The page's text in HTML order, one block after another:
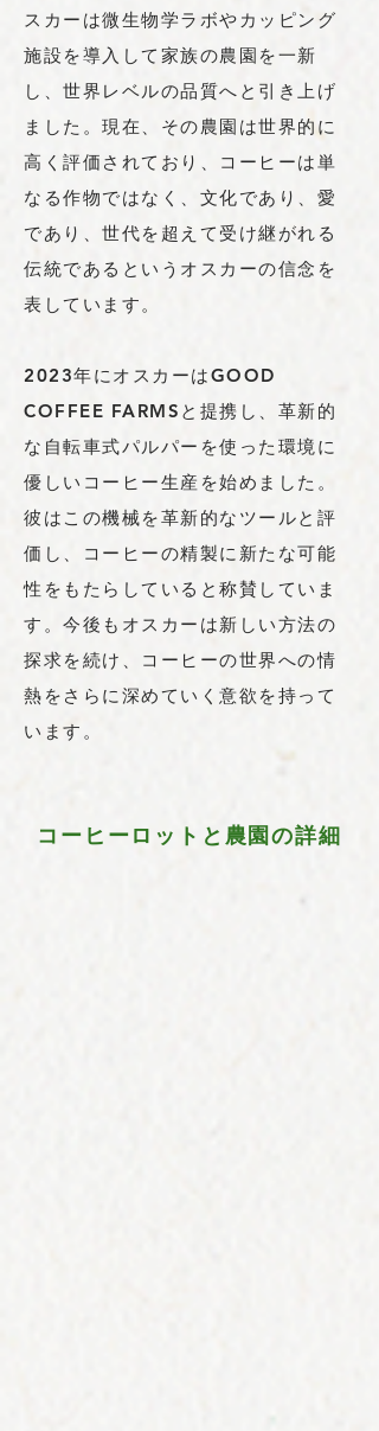
スカーは微生物学ラボやカッピング
施設を導入して家族の農園を一新
し、世界レベルの品質へと引き上げ
ました。現在、その農園は世界的に
高く評価されており、コーヒーは単
なる作物ではなく、文化であり、愛
であり、世代を超えて受け継がれる
伝統であるというオスカーの信念を
表しています。
2023年にオスカーはGOOD
COFFEE FARMSと提携し、革新的
な自転車式パルパーを使った環境に
優しいコーヒー生産を始めました。
彼はこの機械を革新的なツールと評
価し、コーヒーの精製に新たな可能
性をもたらしていると称賛していま
す。今後もオスカーは新しい方法の
探求を続け、コーヒーの世界への情
熱をさらに深めていく意欲を持って
います。
コーヒーロットと農園の詳細